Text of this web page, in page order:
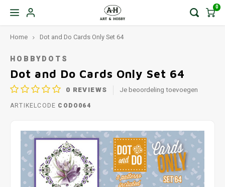
0
Home Dot and Do Cards Only Set 64
HOBBYDOTS
Dot and Do Cards Only Set 64
0 REVIEWS Je beoordeling toevoegen
ARTIKELCODE CODO064